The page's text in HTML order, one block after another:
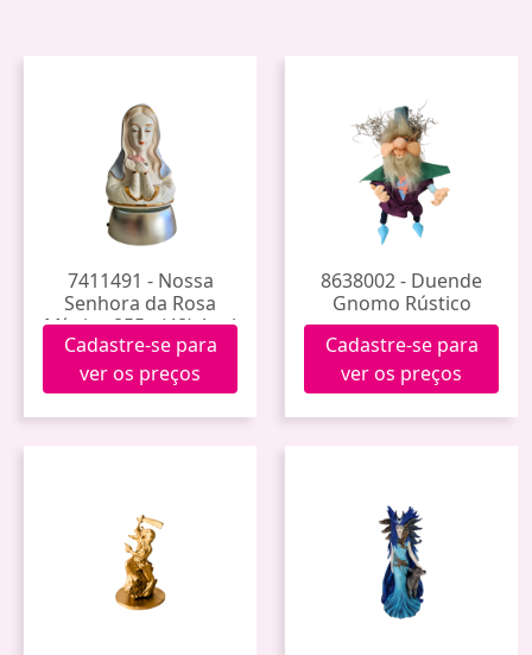
7411491 - Nossa
Senhora da Rosa
Mística 855a (48) Azul
Cadastre-se para
ver os preços
8638002 - Duende
Gnomo Rústico
Cadastre-se para
ver os preços